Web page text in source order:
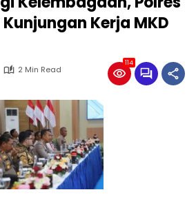
Kerja MKD
2 Min Read
114